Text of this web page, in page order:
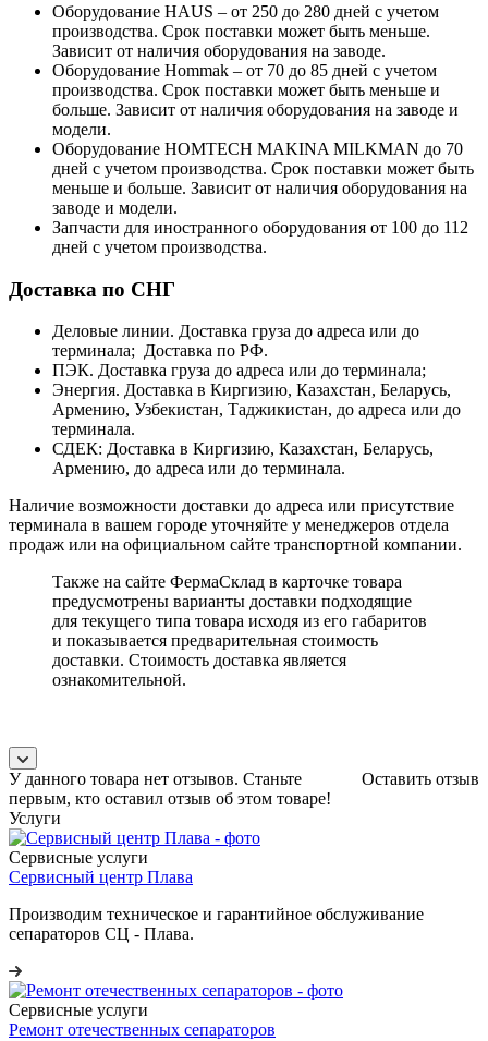
Оборудование HAUS – от 250 до 280 дней с учетом
производства. Срок поставки может быть меньше.
Зависит от наличия оборудования на заводе.
Оборудование Hommak – от 70 до 85 дней с учетом
производства. Срок поставки может быть меньше и
больше. Зависит от наличия оборудования на заводе и
модели.
Оборудование HOMTECH MAKINA MILKMAN до 70
дней с учетом производства. Срок поставки может быть
меньше и больше. Зависит от наличия оборудования на
заводе и модели.
Запчасти для иностранного оборудования от 100 до 112
дней с учетом производства.
Доставка по СНГ
Деловые линии. Доставка груза до адреса или до
терминала; Доставка по РФ.
ПЭК. Доставка груза до адреса или до терминала;
Энергия. Доставка в Киргизию, Казахстан, Беларусь,
Армению, Узбекистан, Таджикистан, до адреса или до
терминала.
СДЕК: Доставка в Киргизию, Казахстан, Беларусь,
Армению, до адреса или до терминала.
Наличие возможности доставки до адреса или присутствие
терминала в вашем городе уточняйте у менеджеров отдела
продаж или на официальном сайте транспортной компании.
Также на сайте ФермаСклад в карточке товара
предусмотрены варианты доставки подходящие
для текущего типа товара исходя из его габаритов
и показывается предварительная стоимость
доставки. Стоимость доставка является
ознакомительной.
Оставить отзыв
У данного товара нет отзывов. Станьте
первым, кто оставил отзыв об этом товаре!
Услуги
Сервисные услуги
Сервисный центр Плава
Производим техническое и гарантийное обслуживание
сепараторов СЦ - Плава.
Сервисные услуги
Ремонт отечественных сепараторов